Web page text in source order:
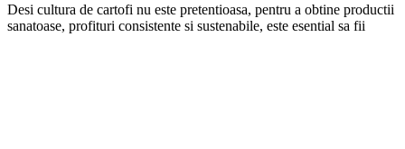
Desi cultura de cartofi nu este pretentioasa, pentru a obtine productii
sanatoase, profituri consistente si sustenabile, este esential sa fii